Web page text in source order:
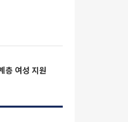
층 여성 지원